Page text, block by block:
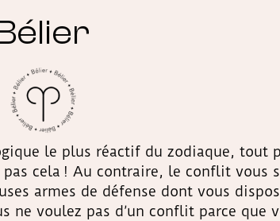
le plus réactif du zodiaque, tout
cela ! Au contraire, le conflit vous
armes de défense dont vous
voulez pas d’un conflit parce que